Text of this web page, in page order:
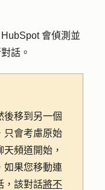
會偵測並
話。
後移到另一個
只會考慮原始
頻道開始，
如果您移動連
，該對話將不